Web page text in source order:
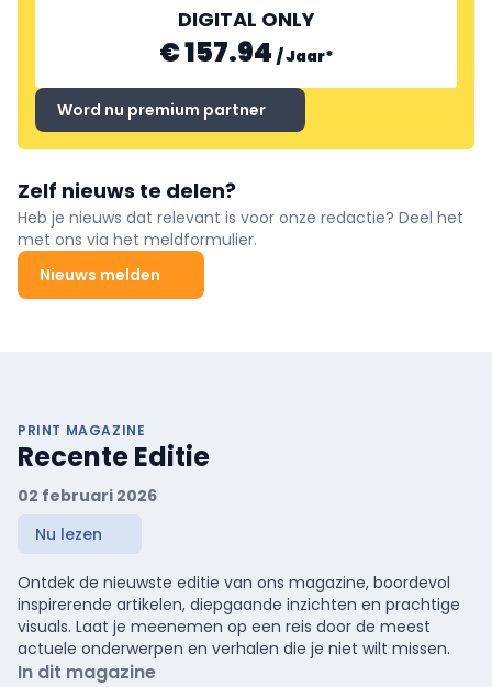
DIGITAL ONLY
€ 157.94 /Jaar*
Word nu premium partner
Zelf nieuws te delen?
Heb je nieuws dat relevant is voor onze redactie? Deel het
met ons via het meldformulier.
Nieuws melden
PRINT MAGAZINE
Recente Editie
02 februari 2026
Nu lezen
Ontdek de nieuwste editie van ons magazine, boordevol
inspirerende artikelen, diepgaande inzichten en prachtige
visuals. Laat je meenemen op een reis door de meest
actuele onderwerpen en verhalen die je niet wilt missen.
In dit magazine